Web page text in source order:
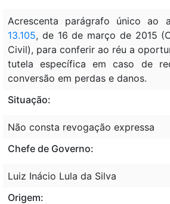
Acrescenta parágrafo único ao
13.105, de 16 de março de 2015
Civil), para conferir ao réu a
tutela específica em caso de
conversão em perdas e danos.
Situação:
Não consta revogação expressa
Chefe de Governo:
Luiz Inácio Lula da Silva
Origem: